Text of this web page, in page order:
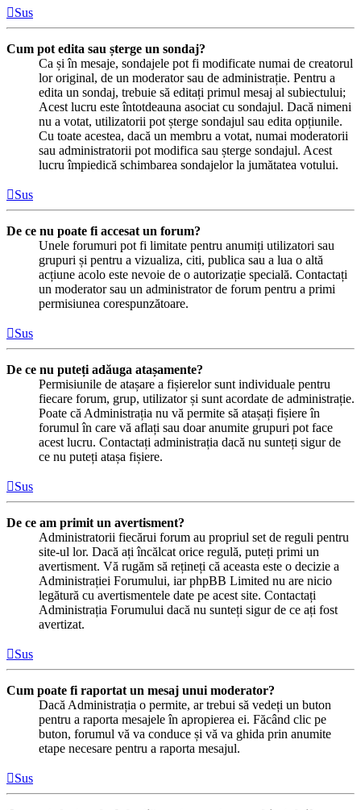
Sus
Cum pot edita sau șterge un sondaj?
Ca și în mesaje, sondajele pot fi modificate numai de creatorul
lor original, de un moderator sau de administrație. Pentru a
edita un sondaj, trebuie să editați primul mesaj al subiectului;
Acest lucru este întotdeauna asociat cu sondajul. Dacă nimeni
nu a votat, utilizatorii pot șterge sondajul sau edita opțiunile.
Cu toate acestea, dacă un membru a votat, numai moderatorii
sau administratorii pot modifica sau șterge sondajul. Acest
lucru împiedică schimbarea sondajelor la jumătatea votului.
Sus
De ce nu poate fi accesat un forum?
Unele forumuri pot fi limitate pentru anumiți utilizatori sau
grupuri și pentru a vizualiza, citi, publica sau a lua o altă
acțiune acolo este nevoie de o autorizație specială. Contactați
un moderator sau un administrator de forum pentru a primi
permisiunea corespunzătoare.
Sus
De ce nu puteți adăuga atașamente?
Permisiunile de atașare a fișierelor sunt individuale pentru
fiecare forum, grup, utilizator și sunt acordate de administrație.
Poate că Administrația nu vă permite să atașați fișiere în
forumul în care vă aflați sau doar anumite grupuri pot face
acest lucru. Contactați administrația dacă nu sunteți sigur de
ce nu puteți atașa fișiere.
Sus
De ce am primit un avertisment?
Administratorii fiecărui forum au propriul set de reguli pentru
site-ul lor. Dacă ați încălcat orice regulă, puteți primi un
avertisment. Vă rugăm să rețineți că aceasta este o decizie a
Administrației Forumului, iar phpBB Limited nu are nicio
legătură cu avertismentele date pe acest site. Contactați
Administrația Forumului dacă nu sunteți sigur de ce ați fost
avertizat.
Sus
Cum poate fi raportat un mesaj unui moderator?
Dacă Administrația o permite, ar trebui să vedeți un buton
pentru a raporta mesajele în apropierea ei. Făcând clic pe
buton, forumul vă va conduce și vă va ghida prin anumite
etape necesare pentru a raporta mesajul.
Sus